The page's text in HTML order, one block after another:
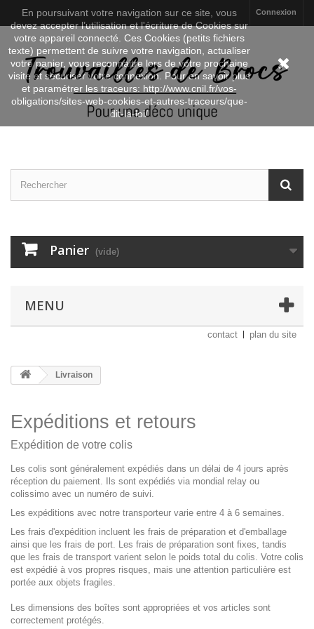
Connexion
Panier (vide)
MENU
contact plan du site
Livraison
Expéditions et retours
Expédition de votre colis
Les colis sont généralement expédiés dans un délai de 4 jours après
réception du paiement. Ils sont expédiés via mondial relay ou
colissimo avec un numéro de suivi.
Les expéditions avec notre transporteur varie entre 4 à 6 semaines.
Les frais d'expédition incluent les frais de préparation et d'emballage
ainsi que les frais de port. Les frais de préparation sont fixes, tandis
que les frais de transport varient selon le poids total du colis. Votre colis
est expédié à vos propres risques, mais une attention particulière est
portée aux objets fragiles.
Les dimensions des boîtes sont appropriées et vos articles sont
correctement protégés.
En poursuivant votre navigation sur ce site, vous
devez accepter l’utilisation et l'écriture de Cookies sur
votre appareil connecté. Ces Cookies (petits fichiers
texte) permettent de suivre votre navigation, actualiser
votre panier, vous reconnaitre lors de votre prochaine
visite et sécuriser votre connexion. Pour en savoir plus
et paramétrer les traceurs: http://www.cnil.fr/vos-
obligations/sites-web-cookies-et-autres-traceurs/que-
dit-la-loi/